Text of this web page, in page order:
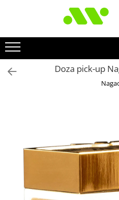
Doza pick-up